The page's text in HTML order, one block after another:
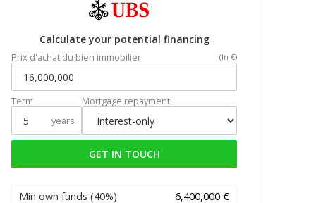
Calculate your potential financing
Prix d'achat du bien immobilier (In €)
Term
years
Mortgage repayment
GET IN TOUCH
Min own funds (40%)
6,400,000 €